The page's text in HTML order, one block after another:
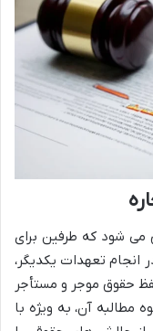
می شود که طرفین برای
انجام تعهدات یکدیگر،
حقوق موجر و مستأجر
مطالبه آن، به ویژه با